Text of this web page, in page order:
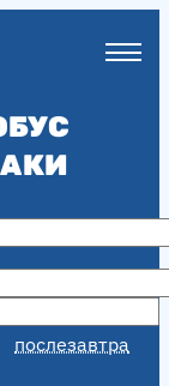
послезавтра